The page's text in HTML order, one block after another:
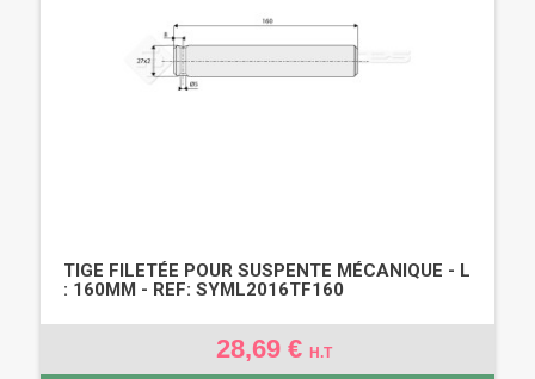
TIGE FILETÉE POUR SUSPENTE MÉCANIQUE - L
: 160MM - REF: SYML2016TF160
28,69 € H.T